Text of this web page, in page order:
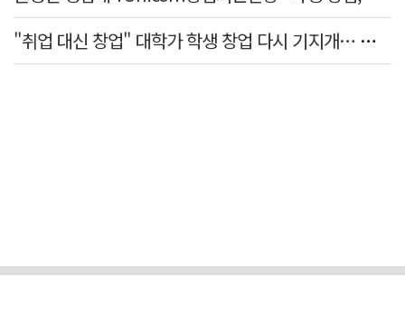
"취업 대신 창업" 대학가 학생 창업 다시 기지개… 창업자·기업·매출 동반 성장